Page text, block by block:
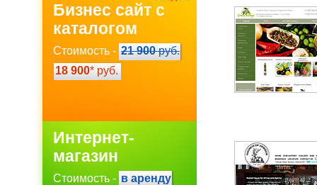
Бизнес сайт с
каталогом
Стоимость - 21 900руб.
18 900* руб.
Интернет-
магазин
Стоимость - в аренду